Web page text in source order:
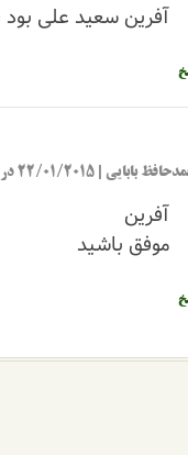
آفرین سعید علی
بابایی |22/01/2015 در 20:25
آفرین
موفق باشید